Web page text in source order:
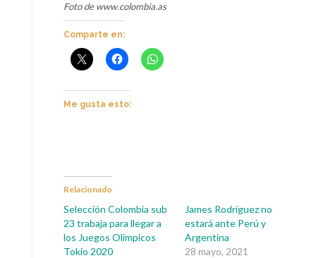
Foto de www.colombia.as
Comparte en:
Me gusta esto:
Relacionado
Selección Colombia sub
23 trabaja para llegar a
los Juegos Olímpicos
Tokio 2020
James Rodríguez no
estará ante Perú y
Argentina
28 mayo, 2021